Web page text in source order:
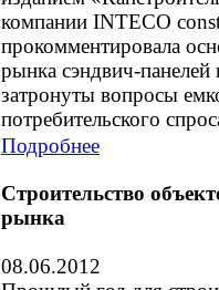
компании INTECO
прокомментировала
рынка сэндвич-
затронуты вопросы
потребительского
Подробнее
Строительство
рынка
08.06.2012